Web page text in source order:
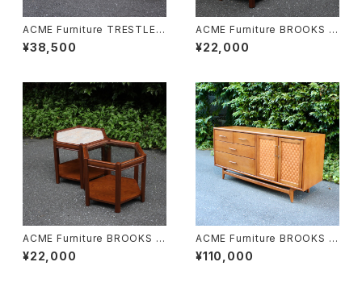
ACME Furniture TRESTLES
NIGHT STAND
¥38,500
ACME Furniture BROOKS H
EXAGON TABLE “Lino”
¥22,000
ACME Furniture BROOKS H
EXAGON TABLE “Glass”
¥22,000
ACME Furniture BROOKS SI
DE BOARD
¥110,000